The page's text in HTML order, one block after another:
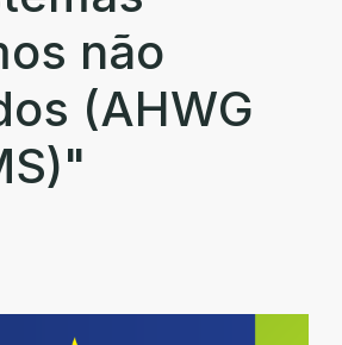
não
(AHWG